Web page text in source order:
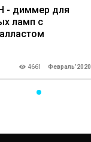
- диммер для
ламп с
4661 Февраль’2020